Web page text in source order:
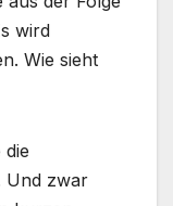
wird
Wie sieht
die
Und zwar